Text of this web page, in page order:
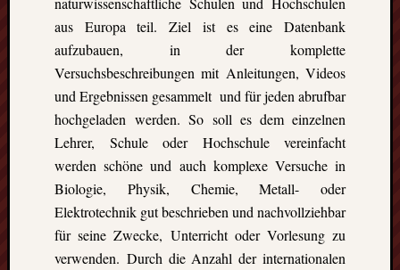
aus Europa teil. Ziel ist es eine Datenbank
aufzubauen, in der komplette
Versuchsbeschreibungen mit Anleitungen, Videos
und Ergebnissen gesammelt und für jeden abrufbar
hochgeladen werden. So soll es dem einzelnen
Lehrer, Schule oder Hochschule vereinfacht
werden schöne und auch komplexe Versuche in
Biologie, Physik, Chemie, Metall- oder
Elektrotechnik gut beschrieben und nachvollziehbar
für seine Zwecke, Unterricht oder Vorlesung zu
verwenden. Durch die Anzahl der internationalen